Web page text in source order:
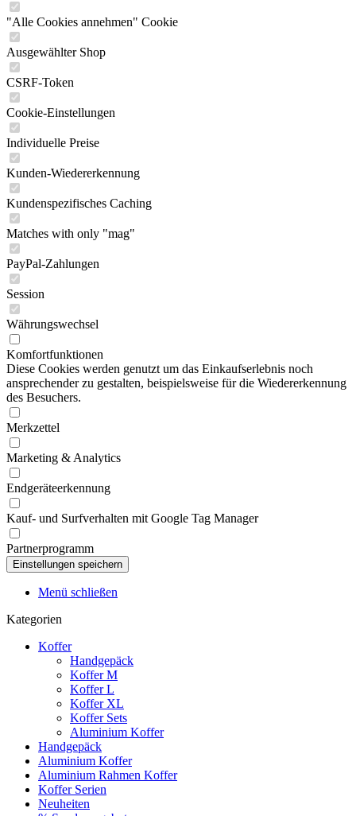
"Alle Cookies annehmen" Cookie
Ausgewählter Shop
CSRF-Token
Cookie-Einstellungen
Individuelle Preise
Kunden-Wiedererkennung
Kundenspezifisches Caching
Matches with only "mag"
PayPal-Zahlungen
Session
Währungswechsel
Komfortfunktionen
Diese Cookies werden genutzt um das Einkaufserlebnis noch
ansprechender zu gestalten, beispielsweise für die Wiedererkennung
des Besuchers.
Merkzettel
Marketing & Analytics
Endgeräteerkennung
Kauf- und Surfverhalten mit Google Tag Manager
Partnerprogramm
Menü schließen
Kategorien
Koffer
Handgepäck
Koffer M
Koffer L
Koffer XL
Koffer Sets
Aluminium Koffer
Handgepäck
Aluminium Koffer
Aluminium Rahmen Koffer
Koffer Serien
Neuheiten